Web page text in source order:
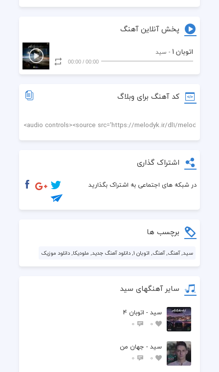
پخش آنلاین آهنگ
اتوبان 1 - سید
00:00
/
00:00
کد آهنگ برای وبلاگ
اشتراک گذاری
در شبکه های اجتماعی به اشتراک بگذارید
برچسب ها
سید, آهنگ, آهنگ, اتوبان 1, دانلود آهنگ جدید, ملودیکا, دانلود موزیک
سایر آهنگهای سید
سید - اتوبان 4
0
0
سید - جهان من
0
0